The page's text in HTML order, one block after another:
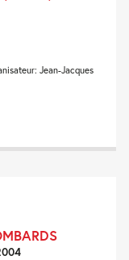
Jean-Jacques